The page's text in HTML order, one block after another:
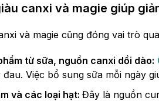
canxi và magie giúp
và magie cũng đóng vai trò
từ sữa, nguồn canxi dồi dào:
Việc bổ sung sữa mỗi ngày
và các loại hạt: Đây là nguồn